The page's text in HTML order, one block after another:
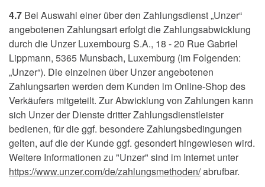
4.7 Bei Auswahl einer über den Zahlungsdienst „Unzer“
angebotenen Zahlungsart erfolgt die Zahlungsabwicklung
durch die Unzer Luxembourg S.A., 18 - 20 Rue Gabriel
Lippmann, 5365 Munsbach, Luxemburg (im Folgenden:
„Unzer“). Die einzelnen über Unzer angebotenen
Zahlungsarten werden dem Kunden im Online-Shop des
Verkäufers mitgeteilt. Zur Abwicklung von Zahlungen kann
sich Unzer der Dienste dritter Zahlungsdienstleister
bedienen, für die ggf. besondere Zahlungsbedingungen
gelten, auf die der Kunde ggf. gesondert hingewiesen wird.
Weitere Informationen zu "Unzer" sind im Internet unter
https://www.unzer.com/de/zahlungsmethoden/abrufbar.